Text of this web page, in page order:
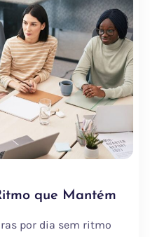
que Mantém
por dia sem ritmo